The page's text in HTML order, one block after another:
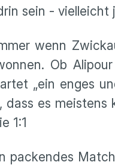
sein - vielleicht
wenn
Ob
„ein enges
es
1:1
packendes